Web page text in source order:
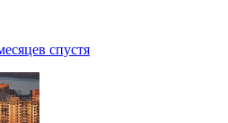
спустя